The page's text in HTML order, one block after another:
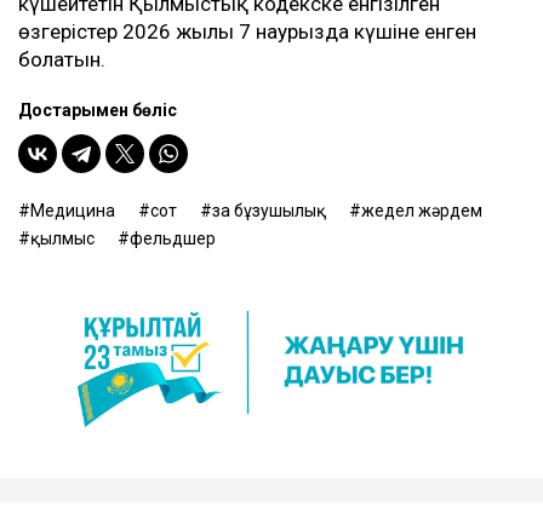
өзгерістер 2026 жылғы 7 наурызда күшіне енген
болатын.
Достарыңмен бөліс
Медицина сот заң бұзушылық
жедел жәрдем
қылмыс
фельдшер